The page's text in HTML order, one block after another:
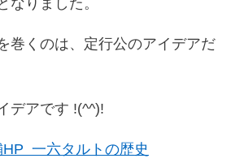
巻くのは、定行公のアイデアだ
デアです !(^^)!
一六タルトの歴史